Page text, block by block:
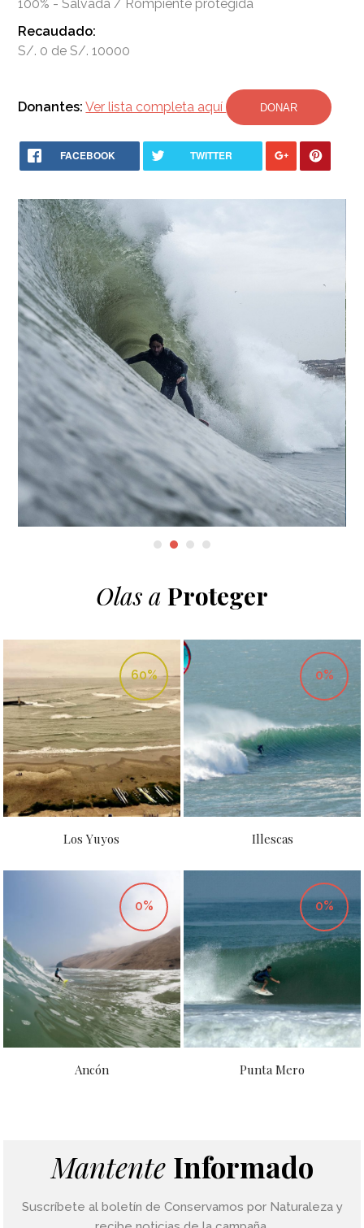
100% - Salvada / Rompiente protegida
Recaudado:
S/. 0 de S/. 10000
Donantes: Ver lista completa aquí DONAR
FACEBOOK TWITTER
Olas a Proteger
60%
Los Yuyos
0%
Illescas
0%
Ancón
0%
Punta Mero
Mantente Informado
Suscríbete al boletín de Conservamos por Naturaleza y